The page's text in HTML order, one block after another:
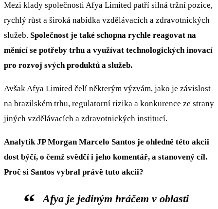
Mezi klady společnosti Afya Limited patří silná tržní pozice,
rychlý růst a široká nabídka vzdělávacích a zdravotnických
služeb. Společnost je také schopna rychle reagovat na
měnící se potřeby trhu a využívat technologických inovací
pro rozvoj svých produktů a služeb.
Avšak Afya Limited čelí některým výzvám, jako je závislost
na brazilském trhu, regulatorní rizika a konkurence ze strany
jiných vzdělávacích a zdravotnických institucí.
Analytik JP Morgan Marcelo Santos je ohledně této akcii
dost býčí, o čemž svědčí i jeho komentář, a stanovený cíl.
Proč si Santos vybral právě tuto akcii?
Afya je jediným hráčem v oblasti